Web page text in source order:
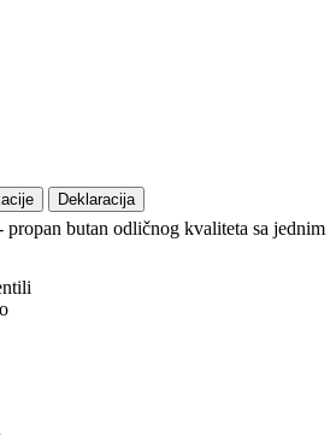
Deklaracija
propan butan odličnog kvaliteta sa jednim